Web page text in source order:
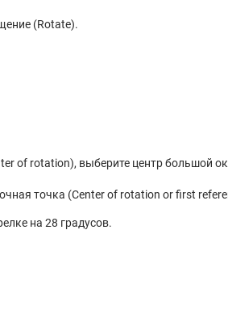
(Rotate).
of rotation), выберите центр большой
точка (Center of rotation or first
на 28 градусов.